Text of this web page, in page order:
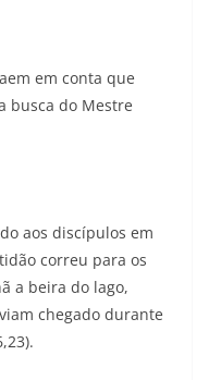
em conta que
busca do Mestre
aos discípulos em
correu para os
a beira do lago,
chegado durante